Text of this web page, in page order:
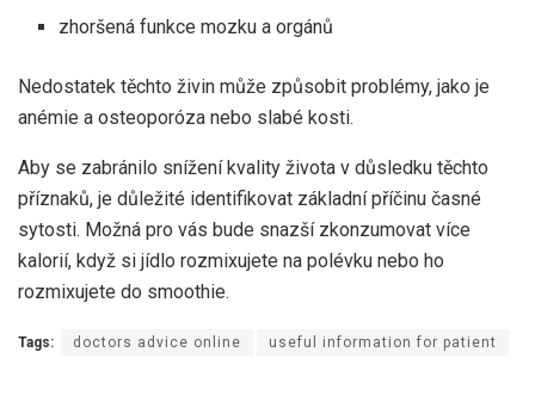
zhoršená funkce mozku a orgánů
Nedostatek těchto živin může způsobit problémy, jako je
anémie a osteoporóza nebo slabé kosti.
Aby se zabránilo snížení kvality života v důsledku těchto
příznaků, je důležité identifikovat základní příčinu časné
sytosti. Možná pro vás bude snazší zkonzumovat více
kalorií, když si jídlo rozmixujete na polévku nebo ho
rozmixujete do smoothie.
Tags: doctors advice online useful information for patient